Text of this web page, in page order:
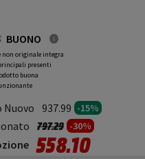
BUONO
non originale integra
presenti
buona
937.99 -15%
Prezzo ridotto da
797.29a-30%
558.10